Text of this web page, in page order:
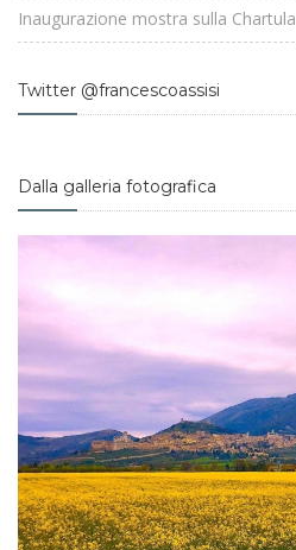
Inaugurazione mostra sulla Chartula
Twitter @francescoassisi
Dalla galleria fotografica